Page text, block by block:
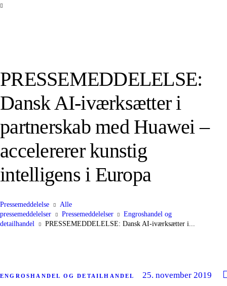
PRESSEMEDDELELSE:
Dansk AI-iværksætter i
partnerskab med Huawei –
accelererer kunstig
intelligens i Europa
Pressemeddelelse
Alle
pressemeddelelser
Pressemeddelelser
Engroshandel og
detailhandel
PRESSEMEDDELELSE: Dansk AI-iværksætter i...
ENGROSHANDEL OG DETAILHANDEL
25. november 2019